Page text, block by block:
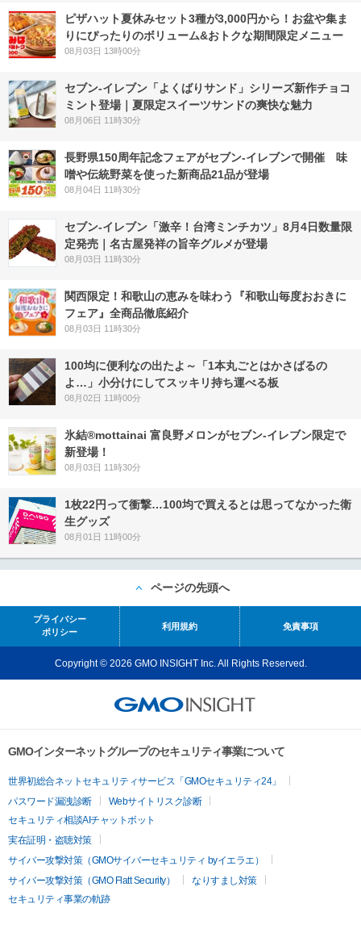
ピザハット夏休みセット3種が3,000円から！お盆や集ま
りにぴったりのボリューム&おトクな期間限定メニュー
08月03日 13時00分
セブン‐イレブン「よくばりサンド」シリーズ新作チョコ
ミント登場｜夏限定スイーツサンドの爽快な魅力
08月06日 11時30分
長野県150周年記念フェアがセブン-イレブンで開催 味
噌や伝統野菜を使った新商品21品が登場
08月04日 11時30分
セブン-イレブン「激辛！台湾ミンチカツ」8月4日数量限
定発売｜名古屋発祥の旨辛グルメが登場
08月03日 11時30分
関西限定！和歌山の恵みを味わう『和歌山毎度おおきに
フェア』全商品徹底紹介
08月03日 11時30分
100均に便利なの出たよ～「1本丸ごとはかさばるの
よ…」小分けにしてスッキリ持ち運べる板
08月02日 11時00分
氷結®mottainai 富良野メロンがセブン‐イレブン限定で
新登場！
08月03日 11時30分
1枚22円って衝撃…100均で買えるとは思ってなかった衛
生グッズ
08月01日 11時00分
ページの先頭へ
プライバシー
ポリシー
利用規約 免責事項
Copyright © 2026 GMO INSIGHT Inc. All Rights Reserved.
GMOインターネットグループのセキュリティ事業について
世界初総合ネットセキュリティサービス「GMOセキュリティ24」
パスワード漏洩診断
Webサイトリスク診断
セキュリティ相談AIチャットボット
実在証明・盗聴対策
サイバー攻撃対策（GMOサイバーセキュリティ byイエラエ）
サイバー攻撃対策（GMO Flatt Security）
なりすまし対策
セキュリティ事業の軌跡